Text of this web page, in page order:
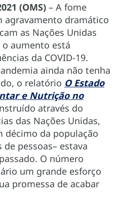
(OMS) – A fome
agravamento dramático
as Nações Unidas
aumento está
da COVID-19.
ainda não tenha
o relatório O Estado
e Nutrição no
através do
das Nações Unidas,
décimo da população
pessoas– estava
O número
um grande esforço
promessa de acabar